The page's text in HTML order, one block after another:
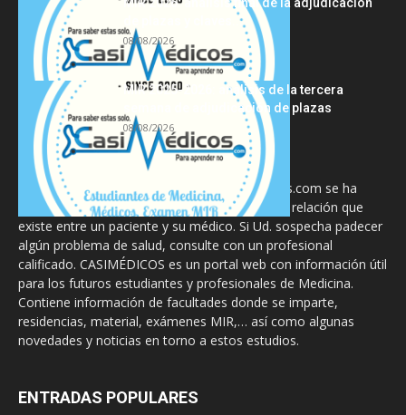
MIR 2026: análisis final de la adjudicación
de plazas y claves...
08/08/2026
MIR 2025-2026: análisis de la tercera
semana de adjudicación de plazas
08/08/2026
La información proporcionada en CasiMedicos.com se ha
diseñado para complementar, no substituir, la relación que
existe entre un paciente y su médico. Si Ud. sospecha padecer
algún problema de salud, consulte con un profesional
calificado. CASIMÉDICOS es un portal web con información útil
para los futuros estudiantes y profesionales de Medicina.
Contiene información de facultades donde se imparte,
residencias, material, exámenes MIR,… así como algunas
novedades y noticias en torno a estos estudios.
ENTRADAS POPULARES